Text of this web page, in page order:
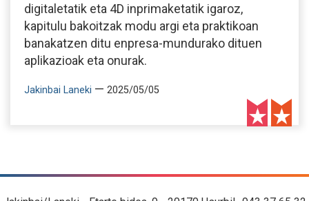
digitaletatik eta 4D inprimaketatik igaroz,
kapitulu bakoitzak modu argi eta praktikoan
banakatzen ditu enpresa-mundurako dituen
aplikazioak eta onurak.
Jakinbai Laneki — 2025/05/05